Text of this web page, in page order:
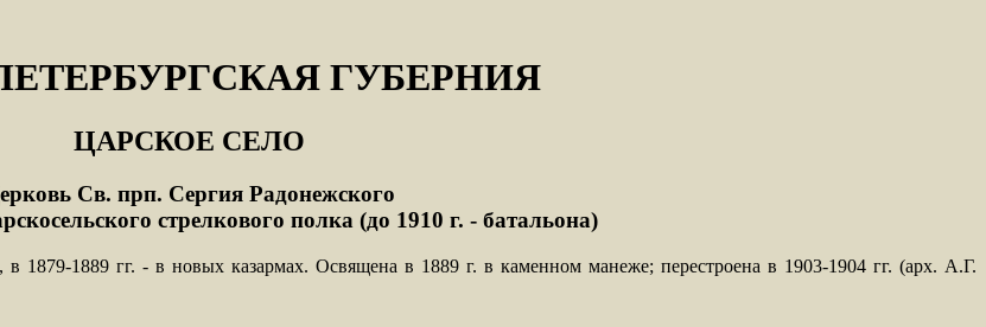
ГУБЕРНИЯ
ЦАРСКОЕ СЕЛО
Св. прп. Сергия Радонежского
стрелкового полка (до 1910 г. - батальона)
1879-1889 гг. - в новых казармах. Освящена в 1889 г. в каменном манеже; перестроена в 1903-1904 гг. (арх. А.Г.